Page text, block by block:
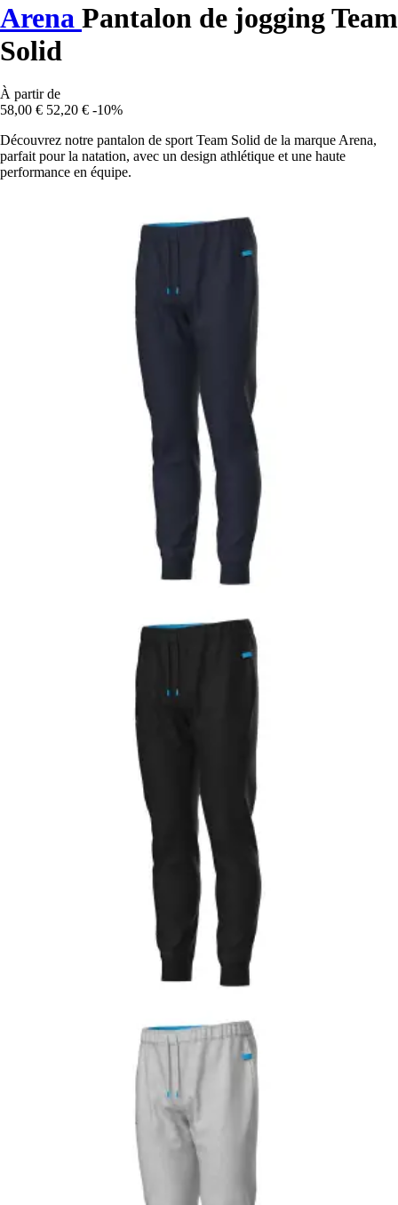
Arena Pantalon de jogging Team
Solid
À partir de
58,00 € 52,20 € -10%
Découvrez notre pantalon de sport Team Solid de la marque Arena,
parfait pour la natation, avec un design athlétique et une haute
performance en équipe.